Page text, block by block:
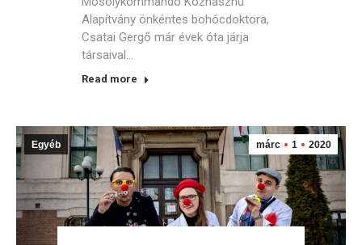
Alapítvány önkéntes bohócdoktora,
Csatai Gergő már évek óta járja
társaival…
Read more
márc 1 2020
Egyéb